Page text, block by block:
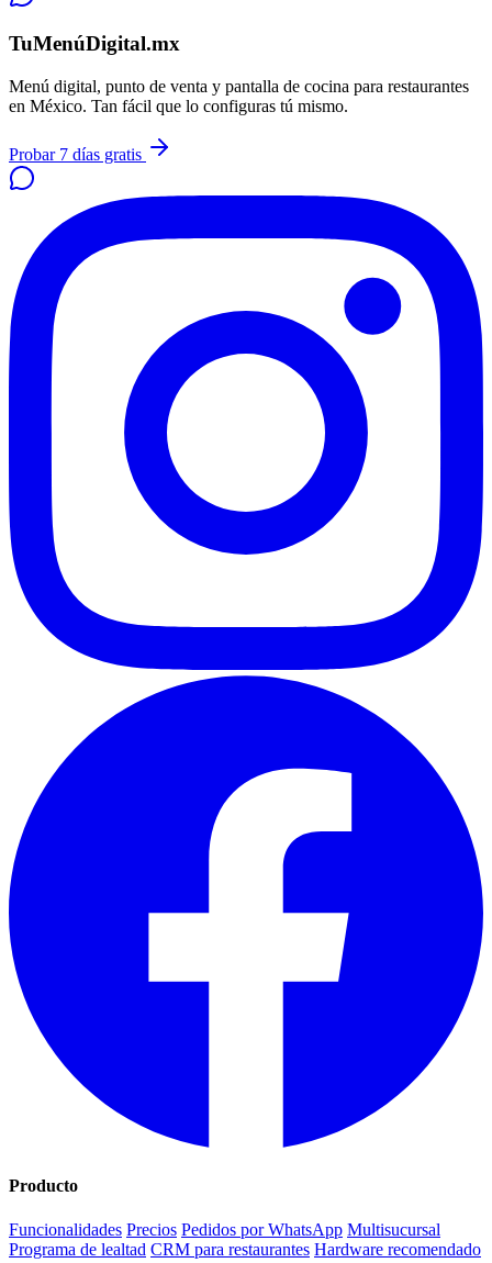
TuMenúDigital.mx
Menú digital, punto de venta y pantalla de cocina para restaurantes
en México. Tan fácil que lo configuras tú mismo.
Probar 7 días gratis
Producto
Funcionalidades Precios Pedidos por WhatsApp Multisucursal
Programa de lealtad CRM para restaurantes Hardware recomendado